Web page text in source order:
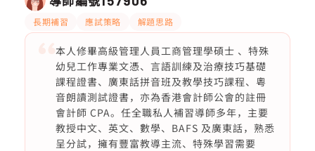
長期補習 應試策略 解題思路
本人修畢高級管理人員工商管理學碩士 、特殊
幼兒工作專業文憑、言語訓練及治療技巧基礎
課程證書、廣東話拼音班及教學技巧課程、粵
音朗讀測試證書，亦為香港會計師公會的註冊
會計師 CPA。任全職私人補習導師多年，主要
教授中文、英文、數學、BAFS 及廣東話，熟悉
呈分試，擁有豐富教導主流、特殊學習需要